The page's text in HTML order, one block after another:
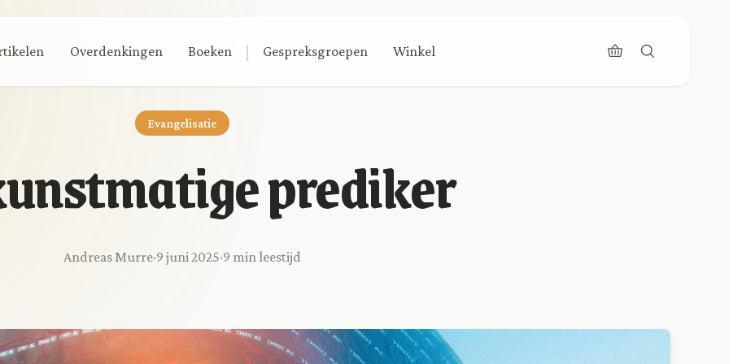
Overdenkingen Boeken | Gespreksgroepen Winkel
Evangelisatie
prediker
Andreas Murre·9 juni 2025·9 min leestijd